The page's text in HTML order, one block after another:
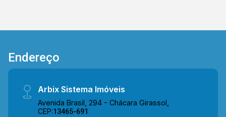
Endereço
Arbix Sistema Imóveis
Avenida Brasil, 294 - Chácara Girassol,
CEP:13465-691